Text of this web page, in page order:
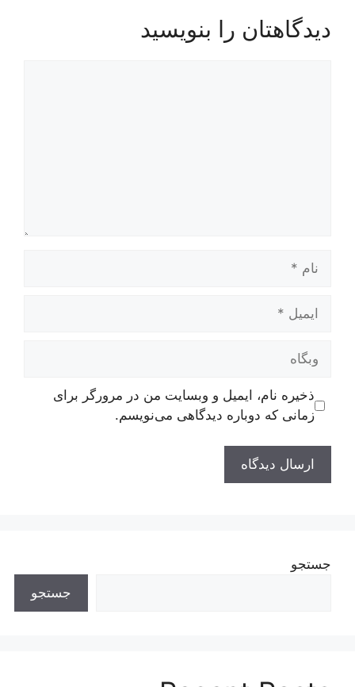
دیدگاهتان را بنویسید
ایمیل
وبگاه
ذخیره نام، ایمیل و وبسایت من در مرورگر برای
زمانی که دوباره دیدگاهی می‌نویسم.
جستجو
جستجو